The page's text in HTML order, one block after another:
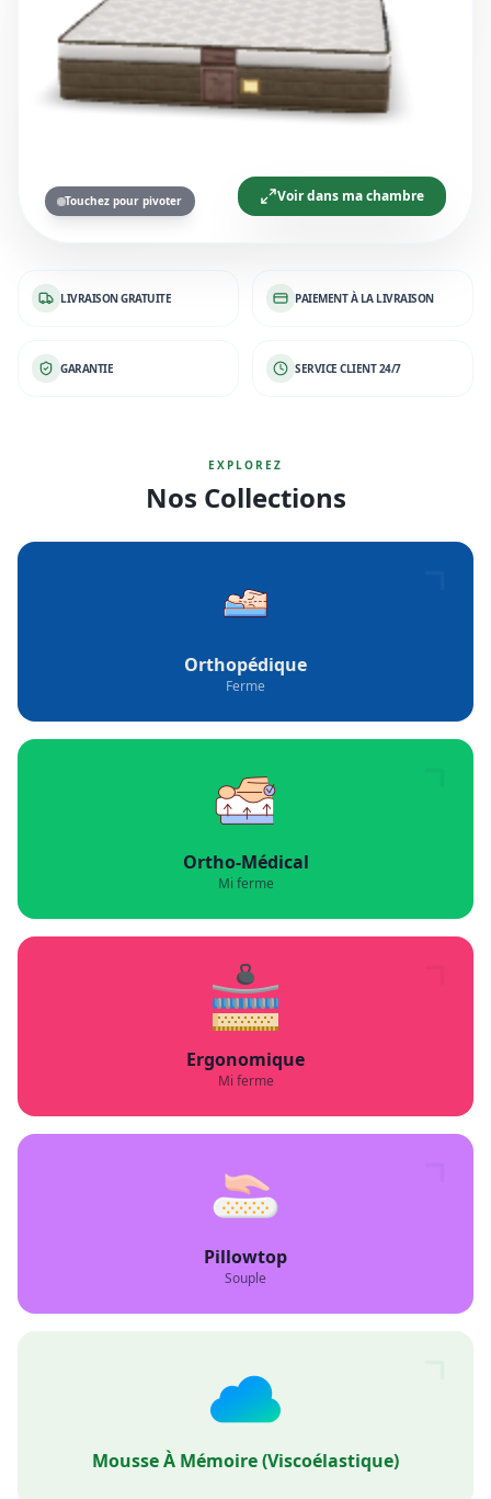
EXPLOREZ
Nos Collections
Orthopédique
Ortho-Médical
Ergonomique
Pillowtop